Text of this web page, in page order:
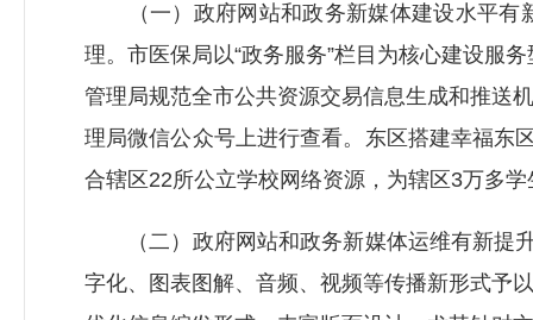
（一）政府网站和政务新媒体建设水平有
理。市医保局以“政务服务”栏目为核心建设服
管理局规范全市公共资源交易信息生成和推送
理局微信公众号上进行查看。东区搭建幸福东
合辖区22所公立学校网络资源，为辖区3万多
（二）政府网站和政务新媒体运维有新提升
字化、图表图解、音频、视频等传播新形式予